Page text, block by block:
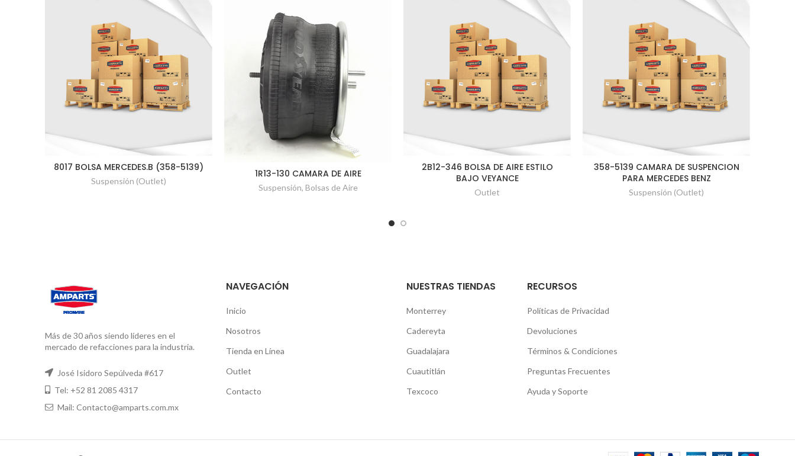
8017 BOLSA MERCEDES.B (358-5139)
Suspensión (Outlet)
1R13-130 CAMARA DE AIRE
Suspensión, Bolsas de Aire
2B12-346 BOLSA DE AIRE ESTILO
BAJO VEYANCE
Outlet
358-5139 CAMARA DE SUSPENCION
PARA MERCEDES BENZ
Suspensión (Outlet)
Más de 30 años siendo líderes en el
mercado de refacciones para la industria.
José Isidoro Sepúlveda #617
Tel: +52 81 2085 4317
Mail: Contacto@amparts.com.mx
NAVEGACIÓN
Inicio
Nosotros
Tienda en Línea
Outlet
Contacto
NUESTRAS TIENDAS
Monterrey
Cadereyta
Guadalajara
Cuautitlán
Texcoco
RECURSOS
Políticas de Privacidad
Devoluciones
Términos & Condiciones
Preguntas Frecuentes
Ayuda y Soporte